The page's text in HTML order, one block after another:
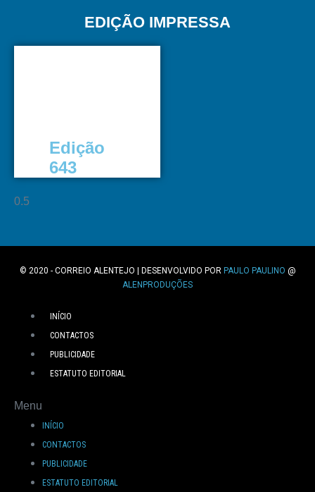
EDIÇÃO IMPRESSA
Edição
643
© 2020 - CORREIO ALENTEJO | DESENVOLVIDO POR PAULO PAULINO @
ALENPRODUÇÕES
INÍCIO
CONTACTOS
PUBLICIDADE
ESTATUTO EDITORIAL
Menu
INÍCIO
CONTACTOS
PUBLICIDADE
ESTATUTO EDITORIAL